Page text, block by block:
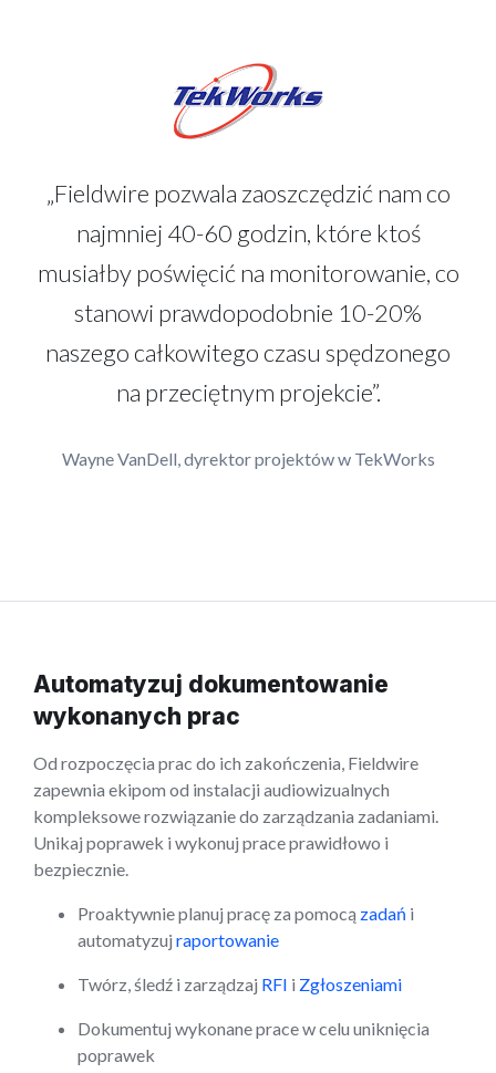
„Fieldwire pozwala zaoszczędzić nam co
najmniej 40-60 godzin, które ktoś
musiałby poświęcić na monitorowanie, co
stanowi prawdopodobnie 10-20%
naszego całkowitego czasu spędzonego
na przeciętnym projekcie”.
Wayne VanDell, dyrektor projektów w TekWorks
Automatyzuj dokumentowanie
wykonanych prac
Od rozpoczęcia prac do ich zakończenia, Fieldwire
zapewnia ekipom od instalacji audiowizualnych
kompleksowe rozwiązanie do zarządzania zadaniami.
Unikaj poprawek i wykonuj prace prawidłowo i
bezpiecznie.
Proaktywnie planuj pracę za pomocą zadań i
automatyzuj raportowanie
Twórz, śledź i zarządzaj RFI i Zgłoszeniami
Dokumentuj wykonane prace w celu uniknięcia
poprawek